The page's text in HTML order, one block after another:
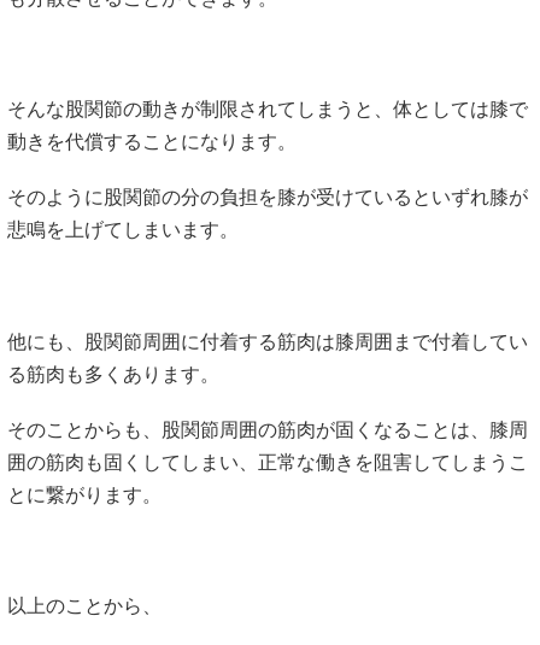
そんな股関節の動きが制限されてしまうと、体としては膝で
動きを代償することになります。
そのように股関節の分の負担を膝が受けているといずれ膝が
悲鳴を上げてしまいます。
他にも、股関節周囲に付着する筋肉は膝周囲まで付着してい
る筋肉も多くあります。
そのことからも、股関節周囲の筋肉が固くなることは、膝周
囲の筋肉も固くしてしまい、正常な働きを阻害してしまうこ
とに繋がります。
以上のことから、